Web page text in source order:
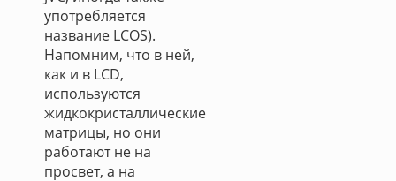
употребляется
название LCOS).
Напомним, что в ней,
как и в LCD,
используются
жидкокристаллические
матрицы, но они
работают не на
просвет, а на